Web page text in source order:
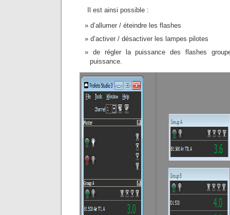
Il est ainsi possible :
d’allumer / éteindre les flashes
d’activer / désactiver les lampes pilotes
de régler la puissance des flashes
puissance.